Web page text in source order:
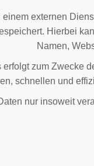
externen
Hierbei
Namen,
erfolgt zum Zwecke
schnellen und
nur insoweit